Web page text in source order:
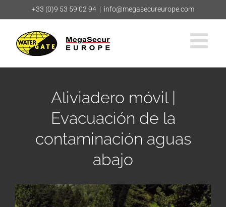
al
contenido
+33 (0)9 53 59 02 94 | info@megasecureurope.com
Aliviadero móvil |
Evacuación de la
contaminación aguas
abajo